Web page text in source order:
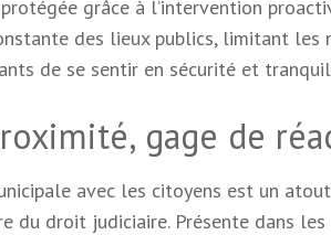
grâce à l’intervention
des lieux publics, limitant les
de se sentir en sécurité et
gage de
avec les citoyens est un
du droit judiciaire. Présente dans